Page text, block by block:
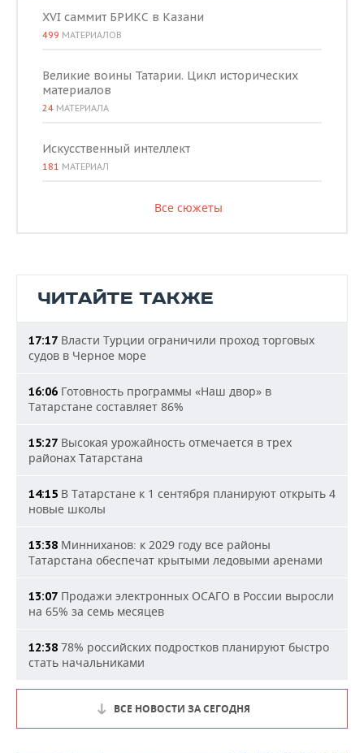
XVI саммит БРИКС в Казани
499 МАТЕРИАЛОВ
Великие воины Татарии. Цикл исторических
материалов
24 МАТЕРИАЛА
Искусственный интеллект
181 МАТЕРИАЛ
Все сюжеты
ЧИТАЙТЕ ТАКЖЕ
17:17 Власти Турции ограничили проход торговых
судов в Черное море
16:06 Готовность программы «Наш двор» в
Татарстане составляет 86%
15:27 Высокая урожайность отмечается в трех
районах Татарстана
14:15 В Татарстане к 1 сентября планируют открыть 4
новые школы
13:38 Минниханов: к 2029 году все районы
Татарстана обеспечат крытыми ледовыми аренами
13:07 Продажи электронных ОСАГО в России выросли
на 65% за семь месяцев
12:38 78% российских подростков планируют быстро
стать начальниками
ВСЕ НОВОСТИ ЗА СЕГОДНЯ